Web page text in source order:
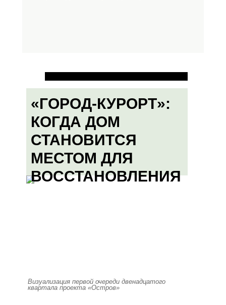
«ГОРОД-КУРОРТ»:
КОГДА ДОМ
СТАНОВИТСЯ
МЕСТОМ ДЛЯ
ВОССТАНОВЛЕНИЯ
Визуализация первой очереди двенадцатого
квартала проекта «Остров»